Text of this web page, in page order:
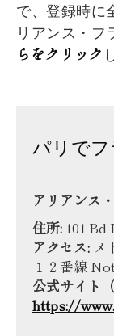
で、登録時に
リアンス・フ
らをクリック
パリで
アリアン
住所: 101 Bd
アクセス: メ
１２番線
公式サイト
https://